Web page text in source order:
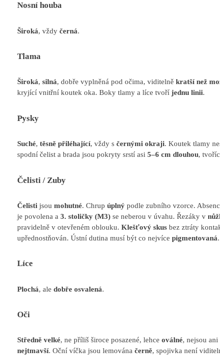
Nosní houba
Široká, vždy černá.
Tlama
Široká, silná, dobře vyplněná pod očima, viditelně kratší než
kryjící vnitřní koutek oka. Boky tlamy a líce tvoří jednu linii.
Pysky
Suché, těsně přiléhající, vždy s černými okraji. Koutek tlamy
spodní čelist a brada jsou pokryty srstí asi 5–6 cm dlouhou,
Čelisti / Zuby
Čelisti jsou mohutné. Chrup úplný podle zubního vzorce.
je povolena a 3. stoličky (M3) se neberou v úvahu. Řezáky v
pravidelně v otevřeném oblouku. Klešťový skus bez ztráty
upřednostňován. Ústní dutina musí být co nejvíce pigmentovaná.
Líce
Plochá, ale dobře osvalená.
Oči
Středně velké, ne příliš široce posazené, lehce oválné, nejsou
nejtmavší. Oční víčka jsou lemována černě, spojivka není